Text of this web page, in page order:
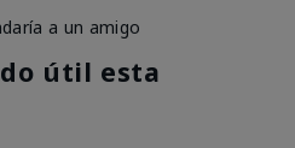
a un amigo
útil esta